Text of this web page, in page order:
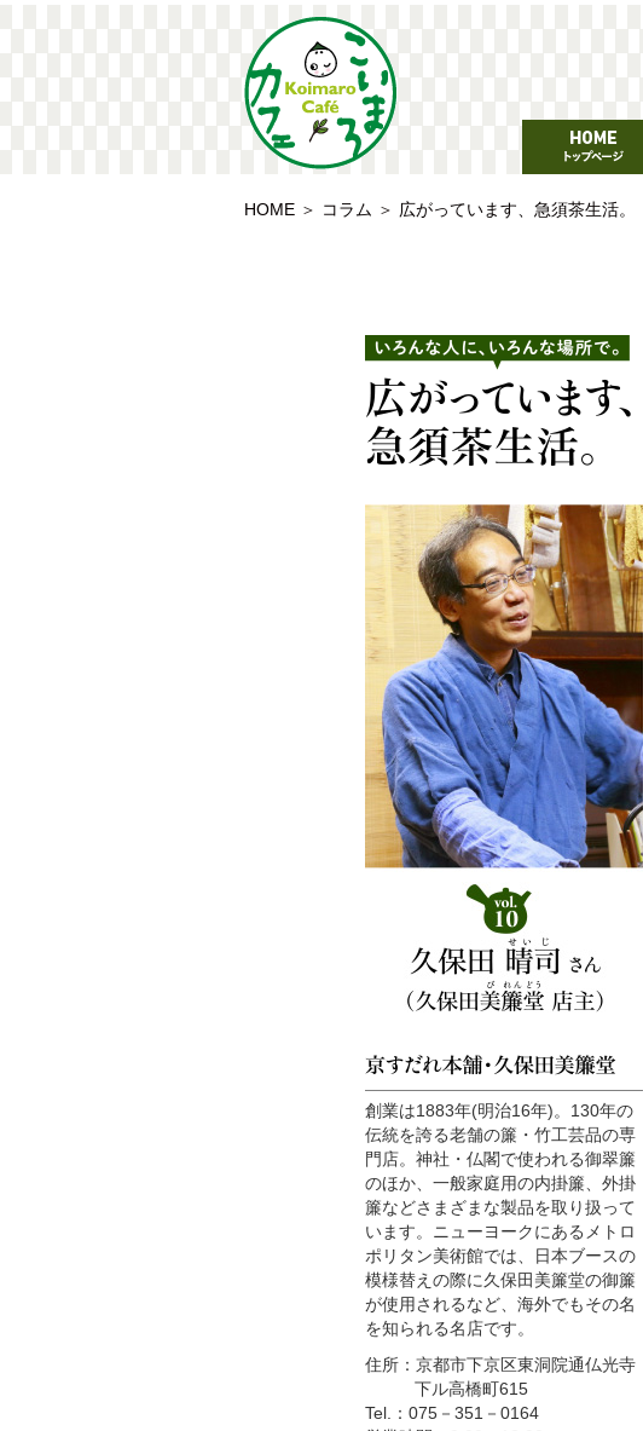
HOME ＞ コラム ＞ 広がっています、急須茶生活。
創業は1883年(明治16年)。130年の
伝統を誇る老舗の簾・竹工芸品の専
門店。神社・仏閣で使われる御翠簾
のほか、一般家庭用の内掛簾、外掛
簾などさまざまな製品を取り扱って
います。ニューヨークにあるメトロ
ポリタン美術館では、日本ブースの
模様替えの際に久保田美簾堂の御簾
が使用されるなど、海外でもその名
を知られる名店です。
住所：京都市下京区東洞院通仏光寺
下ル高橋町615
Tel.：075－351－0164